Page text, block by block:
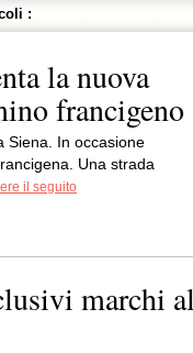
:
la nuova
francigeno
Siena. In occasione
Una strada
il seguito
marchi